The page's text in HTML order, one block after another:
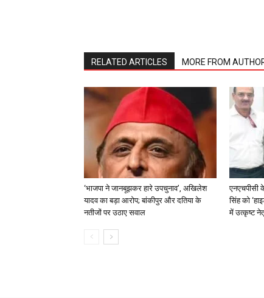
RELATED ARTICLES MORE FROM
‘भाजपा ने जानबूझकर हारे उपचुनाव’, अखिलेश
यादव का बड़ा आरोप; बांकीपुर और दतिया के
नतीजों पर उठाए सवाल
एनएचपीसी
सिंह को
में उत्कृष्ट